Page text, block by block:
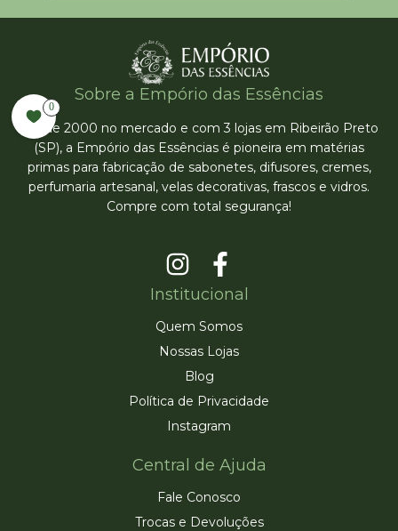
Sobre a Empório das Essências
Desde 2000 no mercado e com 3 lojas em Ribeirão Preto
(SP), a Empório das Essências é pioneira em matérias
primas para fabricação de sabonetes, difusores, cremes,
perfumaria artesanal, velas decorativas, frascos e vidros.
Compre com total segurança!
Institucional
Quem Somos
Nossas Lojas
Blog
Política de Privacidade
Instagram
Central de Ajuda
Fale Conosco
Trocas e Devoluções
0